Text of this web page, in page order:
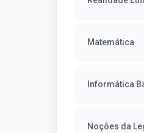
Matemática
Informática
Noções da